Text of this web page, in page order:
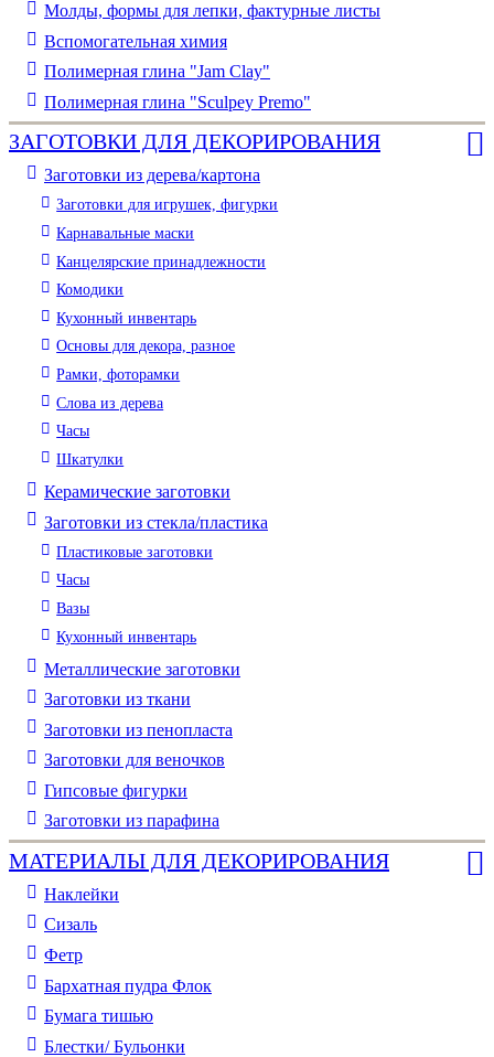
Молды, формы для лепки, фактурные листы
Вспомогательная химия
Полимерная глина "Jam Clay"
Полимерная глина "Sculpey Premo"
ЗАГОТОВКИ ДЛЯ ДЕКОРИРОВАНИЯ
Заготовки из дерева/картона
Заготовки для игрушек, фигурки
Карнавальные маски
Канцелярские принадлежности
Комодики
Кухонный инвентарь
Основы для декора, разное
Рамки, фоторамки
Слова из дерева
Часы
Шкатулки
Керамические заготовки
Заготовки из стекла/пластика
Пластиковые заготовки
Часы
Вазы
Кухонный инвентарь
Металлические заготовки
Заготовки из ткани
Заготовки из пенопласта
Заготовки для веночков
Гипсовые фигурки
Заготовки из парафина
МАТЕРИАЛЫ ДЛЯ ДЕКОРИРОВАНИЯ
Наклейки
Сизаль
Фетр
Бархатная пудра Флок
Бумага тишью
Блестки/ Бульонки